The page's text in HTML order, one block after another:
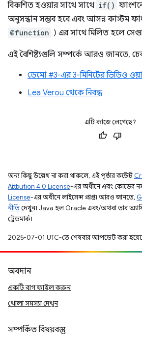
বিকশিত হওয়ার সাথে সাথে if()
অনুসন্ধান সম্ভব হবে এবং আসন্ন কাস্টম
@function ) এর সাথে মিলিত হলে
এই বৈশিষ্ট্যগুলি সম্পর্কে আরও জানতে,
ডেমো #3-এর 3-মিনিটের ভিডিও
Lea Verou থেকে নিবন্ধ
এটি কাজে লেগেছে?
অন্য কিছু উল্লেখ না করা থাকলে, এই পৃষ্ঠার কন্টেন্ট
Attribution 4.0 License-এর অধীনে এবং কোডের
License-এর অধীনে লাইসেন্স প্রাপ্ত। আরও জানতে,
নীতিদেখুন। Java হল Oracle এবং/অথবা তার
ট্রেডমার্ক।
2025-07-01 UTC-তে শেষবার আপডেট করা
অবদান
একটি বাগ ফাইল করুন
খোলা সমস্যা দেখুন
সম্পর্কিত বিষয়বস্তু